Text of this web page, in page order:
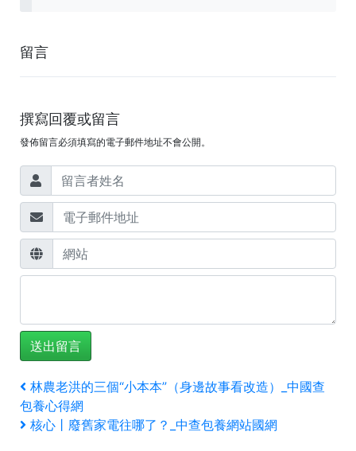
留言
撰寫回覆或留言
發佈留言必須填寫的電子郵件地址不會公開。
文
章
上
一
篇
林農老洪的三個“小本本”（身邊故事看改造）_中國查
包養心得網
下
核心丨廢舊家電往哪了？_中查包養網站國網